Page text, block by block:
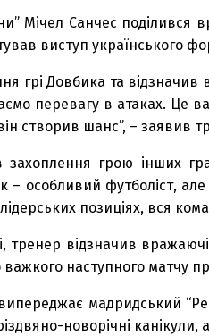
Мічел Санчес поділився
виступ українського
грі Довбика та відзначив
перевагу в атаках. Це
створив шанс”, – заявив
грою інших
– особливий футболіст,
позиціях, вся
тренер відзначив
наступного матчу
мадридський
новорічні канікули,